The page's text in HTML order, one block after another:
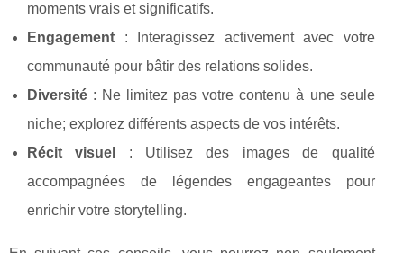
moments vrais et significatifs.
Engagement : Interagissez activement avec votre
communauté pour bâtir des relations solides.
Diversité : Ne limitez pas votre contenu à une seule
niche; explorez différents aspects de vos intérêts.
Récit visuel
: Utilisez des images de qualité
accompagnées de légendes engageantes pour
enrichir votre storytelling.